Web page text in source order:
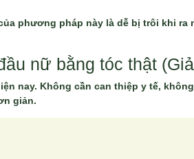
phương pháp này là dễ bị trôi khi ra
nữ bằng tóc thật
nay. Không cần can thiệp y tế,
giản.